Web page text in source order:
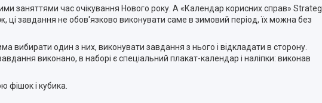
заняттями час очікування Нового року. А «Календар корисних справ» Strateg
завдання не обов'язково виконувати саме в зимовий період, їх можна без
вибирати один з них, виконувати завдання з нього і відкладати в сторону.
виконано, в наборі є спеціальний плакат-календар і наліпки: виконав
фішок і кубика.